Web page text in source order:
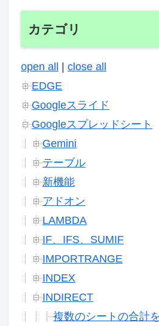
カテゴリ
open all
close all
EDGE
Googleスライド
Googleスプレッドシート
Gemini
テーブル
新機能
アドオン
LAMBDA
IF、IFS、SUMIF
IMPORTRANGE
INDEX
INDIRECT
複数のシートの合計